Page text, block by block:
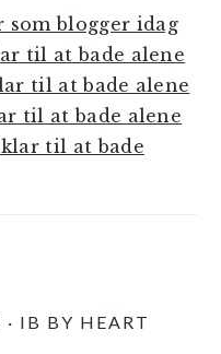
som blogger idag
til at bade alene
til at bade alene
til at bade alene
til at bade
IB BY HEART